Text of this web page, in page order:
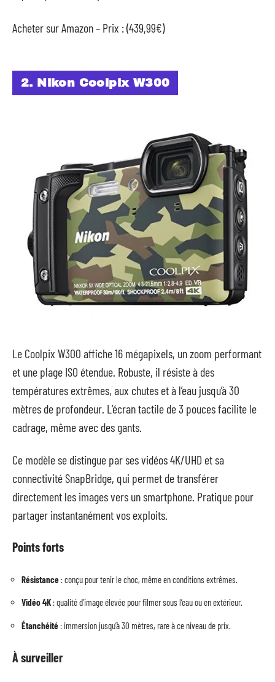
Acheter sur Amazon – Prix : (439,99€)
2. Nikon Coolpix W300
Le Coolpix W300 affiche 16 mégapixels, un zoom performant
et une plage ISO étendue. Robuste, il résiste à des
températures extrêmes, aux chutes et à l’eau jusqu’à 30
mètres de profondeur. L’écran tactile de 3 pouces facilite le
cadrage, même avec des gants.
Ce modèle se distingue par ses vidéos 4K/UHD et sa
connectivité SnapBridge, qui permet de transférer
directement les images vers un smartphone. Pratique pour
partager instantanément vos exploits.
Points forts
Résistance : conçu pour tenir le choc, même en conditions extrêmes.
Vidéo 4K : qualité d’image élevée pour filmer sous l’eau ou en extérieur.
Étanchéité : immersion jusqu’à 30 mètres, rare à ce niveau de prix.
À surveiller